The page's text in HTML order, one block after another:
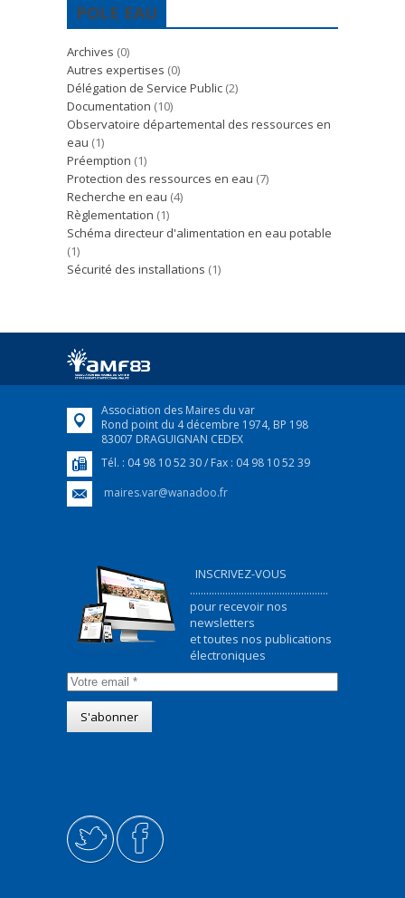
POLE EAU
Archives (0)
Autres expertises (0)
Délégation de Service Public (2)
Documentation (10)
Observatoire départemental des ressources en
eau (1)
Préemption (1)
Protection des ressources en eau (7)
Recherche en eau (4)
Règlementation (1)
Schéma directeur d'alimentation en eau potable
(1)
Sécurité des installations (1)
Association des Maires du var
Rond point du 4 décembre 1974, BP 198
83007 DRAGUIGNAN CEDEX
Tél. : 04 98 10 52 30 / Fax : 04 98 10 52 39
maires.var@wanadoo.fr
INSCRIVEZ-VOUS
...................................................
pour recevoir nos
newsletters
et toutes nos publications
électroniques